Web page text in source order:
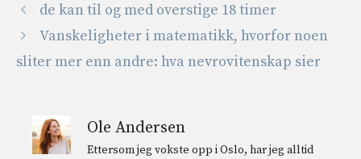
de kan til og med overstige 18 timer
Vanskeligheter i matematikk, hvorfor noen
sliter mer enn andre: hva nevrovitenskap sier
Ole Andersen
Ettersom jeg vokste opp i Oslo, har jeg alltid